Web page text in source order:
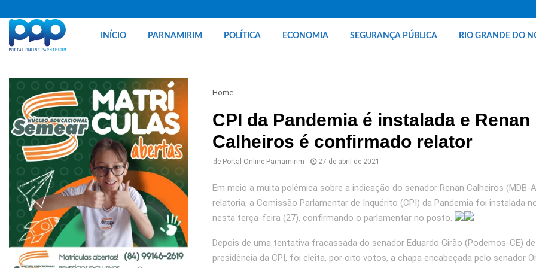
INÍCIO PARNAMIRIM POLÍTICA ECONOMIA SEGURANÇA PÚBLICA RIO GRANDE DO
Home
CPI da Pandemia é instalada e Renan
Calheiros é confirmado relator
de Portal Online Parnamirim 27 de abril de 2021
Em meio a muita polêmica sobre a indicação do senador Renan Calheiros (MDB-
relatoria, a Comissão Parlamentar de Inquérito (CPI) da Pandemia foi instalada
nesta terça-feira (27), confirmando o parlamentar no posto.
Depois de uma tentativa fracassada do senador Eduardo Girão (Podemos-CE)
presidência da CPI, foi eleita, por oito votos, a chapa encabeçada pelo senador